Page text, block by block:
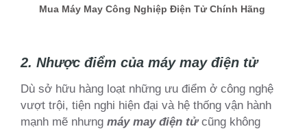
Mua Máy May Công Nghiệp Điện Tử Chính Hãng
2. Nhược điểm của máy may điện tử
Dù sở hữu hàng loạt những ưu điểm ở công nghệ
vượt trội, tiện nghi hiện đại và hệ thống vận hành
mạnh mẽ nhưng máy may điện tửcũng không